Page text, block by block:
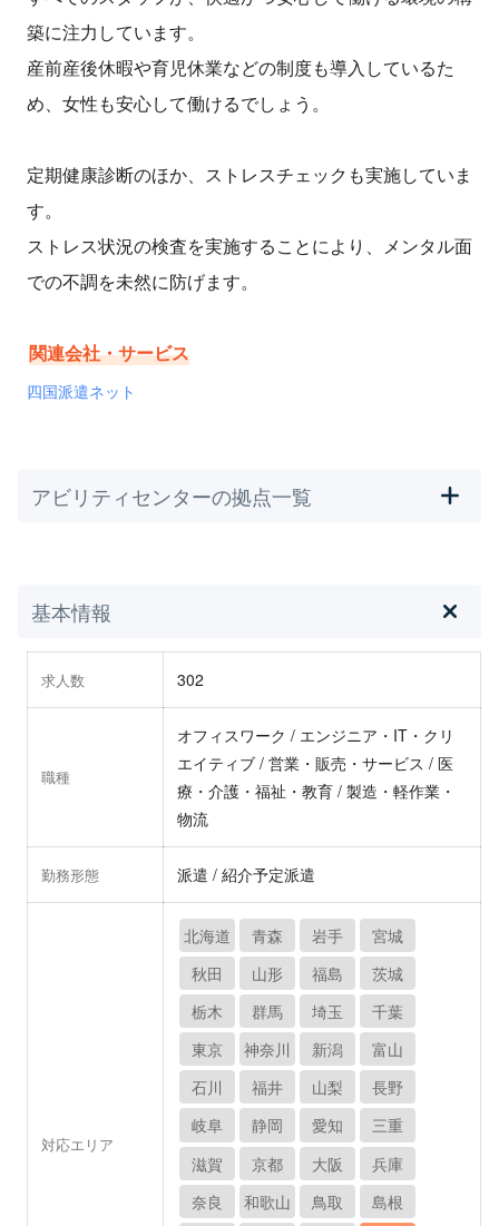
築に注力しています。
産前産後休暇や育児休業などの制度も導入しているた
め、女性も安心して働けるでしょう。
定期健康診断のほか、ストレスチェックも実施していま
す。
ストレス状況の検査を実施することにより、メンタル面
での不調を未然に防げます。
関連会社・サービス
四国派遣ネット
アビリティセンターの拠点一覧
基本情報
求人数 302
職種
オフィスワーク / エンジニア・IT・クリ
エイティブ / 営業・販売・サービス / 医
療・介護・福祉・教育 / 製造・軽作業・
物流
勤務形態 派遣 / 紹介予定派遣
対応エリア
北海道 青森 岩手
宮城
秋田
山形 福島
茨城
栃木
群馬 埼玉
千葉
東京
神奈川 新潟
富山
石川
福井 山梨
長野
岐阜
静岡 愛知
三重
滋賀
京都 大阪
兵庫
奈良
和歌山 鳥取
島根